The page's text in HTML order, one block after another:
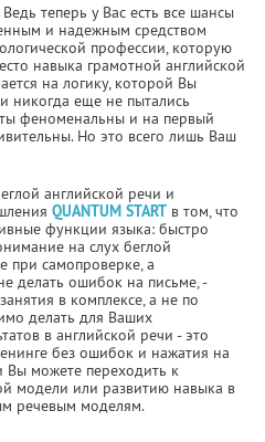
теперь у Вас есть все шансы
и надежным средством
профессии, которую
навыка грамотной английской
на логику, которой Вы
никогда еще не пытались
феноменальны и на первый
Но это всего лишь Ваш
английской речи и
QUANTUM START в том, что
функции языка: быстро
на слух беглой
при самопроверке, а
делать ошибок на письме, -
в комплексе, а не по
делать для Ваших
в английской речи - это
без ошибок и нажатия на
Вы можете переходить к
модели или развитию навыка в
речевым моделям.